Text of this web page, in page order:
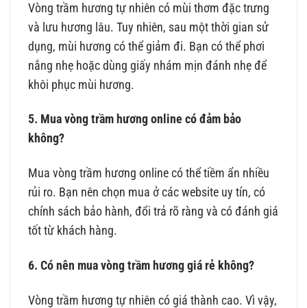
Vòng trầm hương tự nhiên có mùi thơm đặc trưng
và lưu hương lâu. Tuy nhiên, sau một thời gian sử
dụng, mùi hương có thể giảm đi. Bạn có thể phơi
nắng nhẹ hoặc dùng giấy nhám mịn đánh nhẹ để
khôi phục mùi hương.
5. Mua vòng trầm hương online có đảm bảo
không?
Mua vòng trầm hương online có thể tiềm ẩn nhiều
rủi ro. Bạn nên chọn mua ở các website uy tín, có
chính sách bảo hành, đổi trả rõ ràng và có đánh giá
tốt từ khách hàng.
6. Có nên mua vòng trầm hương giá rẻ không?
Vòng trầm hương tự nhiên có giá thành cao. Vì vậy,